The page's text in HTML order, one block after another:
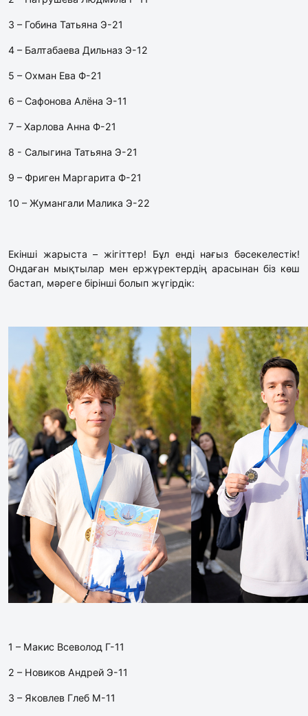
3 – Гобина Татьяна Э-21
4 – Балтабаева Дильназ Э-12
5 – Охман Ева Ф-21
6 – Сафонова Алёна Э-11
7 – Харлова Анна Ф-21
8 - Салыгина Татьяна Э-21
9 – Фриген Маргарита Ф-21
10 – Жумангали Малика Э-22
Екінші жарыста – жігіттер! Бұл енді нағыз бәсекелестік!
Ондаған мықтылар мен ержүректердің арасынан біз көш
бастап, мәреге бірінші болып жүгірдік:
1 – Макис Всеволод Г-11
2 – Новиков Андрей Э-11
3 – Яковлев Глеб М-11